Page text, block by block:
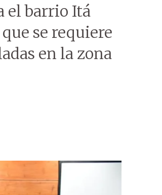
el barrio Itá
se requiere
en la zona